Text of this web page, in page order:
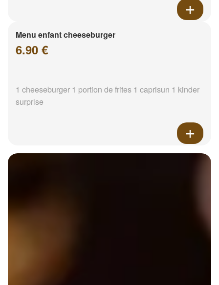
Menu enfant cheeseburger
6.90 €
1 cheeseburger 1 portion de frites 1 caprisun 1 kinder
surprise